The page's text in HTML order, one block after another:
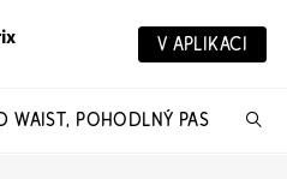
V APLIKACI
WAIST, POHODLNÝ PAS